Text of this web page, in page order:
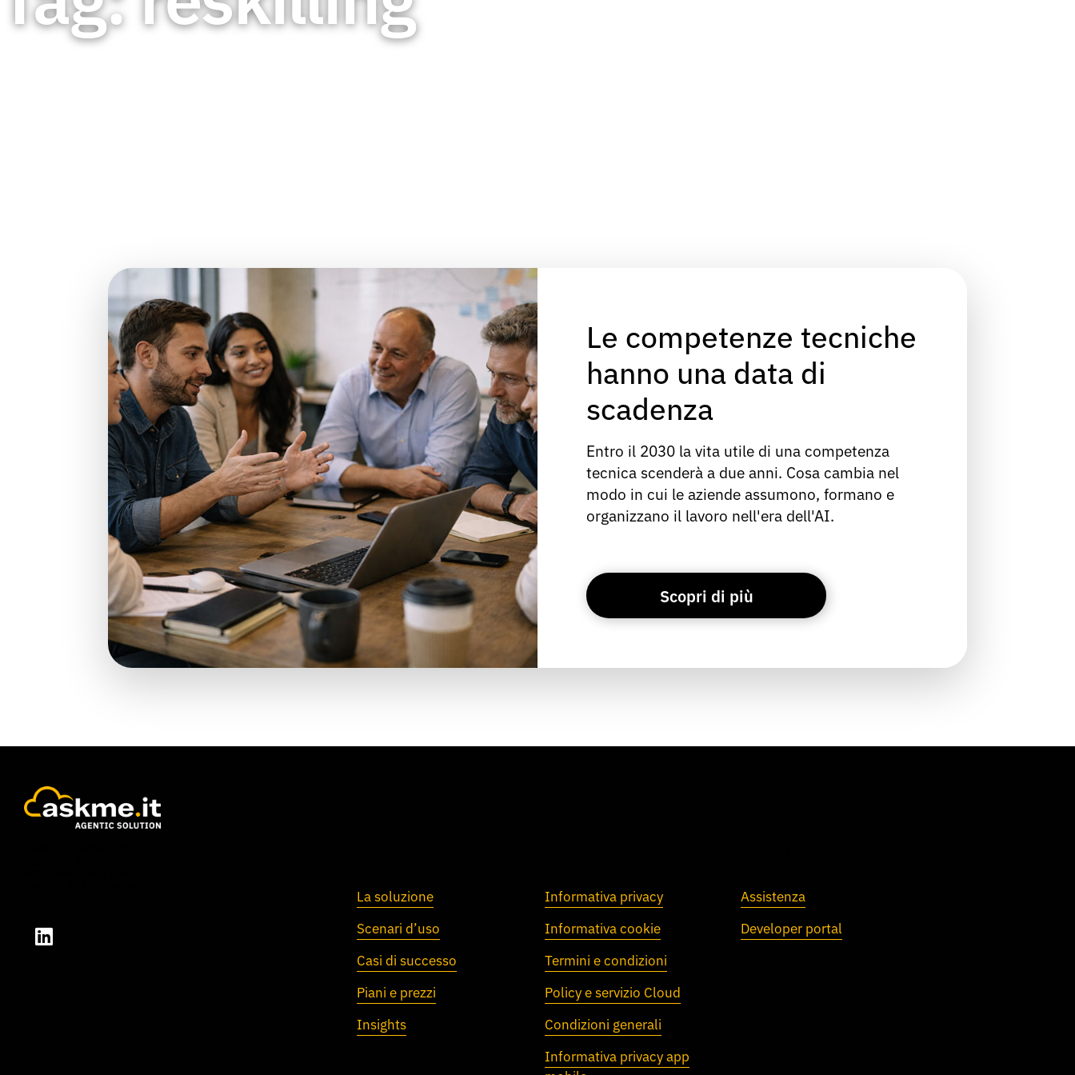
Le competenze tecniche
hanno una data di
scadenza
Entro il 2030 la vita utile di una competenza
tecnica scenderà a due anni. Cosa cambia nel
modo in cui le aziende assumono, formano e
organizzano il lavoro nell'era dell'AI.
Scopri di più
La soluzione
Scenari d’uso
Casi di successo
Piani e prezzi
Insights
Informativa privacy
Informativa cookie
Termini e condizioni
Policy e servizio Cloud
Condizioni generali
Informativa privacy app
Assistenza
Developer portal